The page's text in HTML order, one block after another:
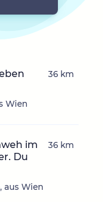
Wien
36 km
im
Du
aus Wien
36 km